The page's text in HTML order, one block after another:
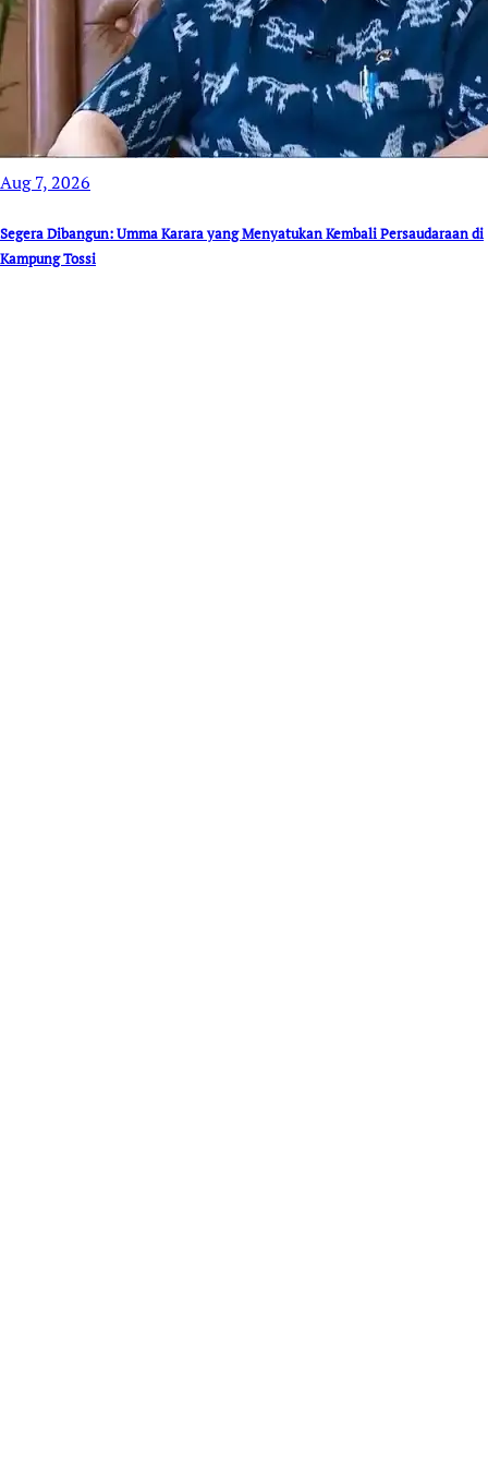
Aug 7, 2026
Segera Dibangun: Umma Karara yang Menyatukan Kembali Persaudaraan di
Kampung Tossi